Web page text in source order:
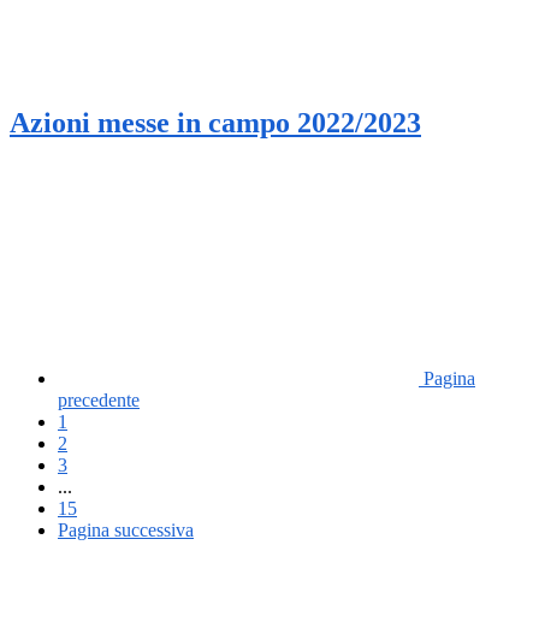
Azioni messe in campo 2022/2023
Pagina
precedente
1
2
3
...
15
Pagina successiva